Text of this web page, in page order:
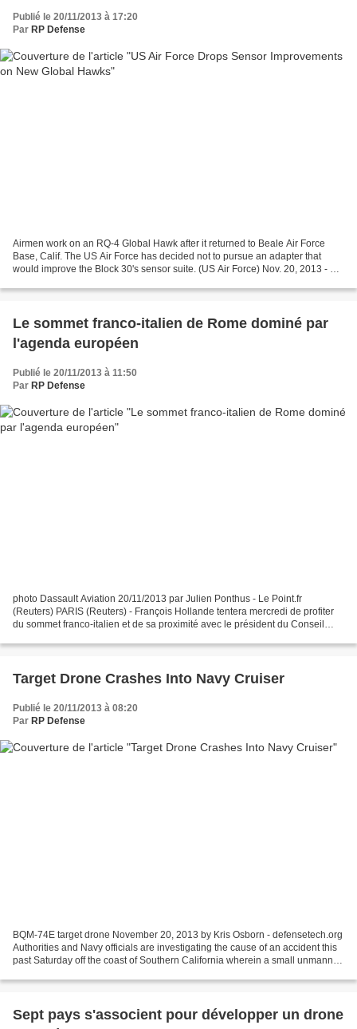
Publié le 20/11/2013 à 17:20
Par RP Defense
Airmen work on an RQ-4 Global Hawk after it returned to Beale Air Force
Base, Calif. The US Air Force has decided not to pursue an adapter that
would improve the Block 30's sensor suite. (US Air Force) Nov. 20, 2013 - By
Le sommet franco-italien de Rome dominé par
l'agenda européen
Publié le 20/11/2013 à 11:50
Par RP Defense
photo Dassault Aviation 20/11/2013 par Julien Ponthus - Le Point.fr
(Reuters) PARIS (Reuters) - François Hollande tentera mercredi de profiter
du sommet franco-italien et de sa proximité avec le président du Conseil
Target Drone Crashes Into Navy Cruiser
Publié le 20/11/2013 à 08:20
Par RP Defense
BQM-74E target drone November 20, 2013 by Kris Osborn - defensetech.org
Authorities and Navy officials are investigating the cause of an accident this
past Saturday off the coast of Southern California wherein a small unmanned
Sept pays s'associent pour développer un drone